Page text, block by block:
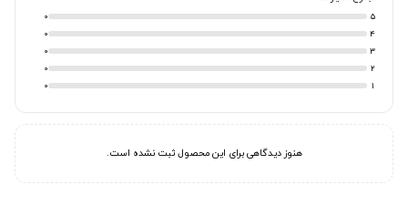
5
0
4
0
3
0
2
0
1
0
هنوز دیدگاهی برای این محصول ثبت نشده است.